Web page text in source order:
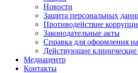
Новости
Защита персональных
Противодействие
Законодательные акты
Справка для оформления
Действующие клинические
Медиацентр
Контакты